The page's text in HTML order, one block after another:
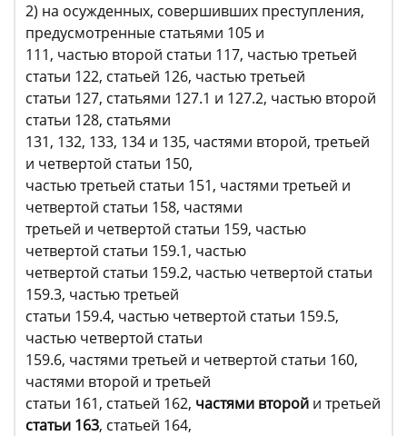
2) на осужденных, совершивших преступления,
предусмотренные статьями 105 и
111, частью второй статьи 117, частью третьей
статьи 122, статьей 126, частью третьей
статьи 127, статьями 127.1 и 127.2, частью второй
статьи 128, статьями
131, 132, 133, 134 и 135, частями второй, третьей
и четвертой статьи 150,
частью третьей статьи 151, частями третьей и
четвертой статьи 158, частями
третьей и четвертой статьи 159, частью
четвертой статьи 159.1, частью
четвертой статьи 159.2, частью четвертой статьи
159.3, частью третьей
статьи 159.4, частью четвертой статьи 159.5,
частью четвертой статьи
159.6, частями третьей и четвертой статьи 160,
частями второй и третьей
статьи 161, статьей 162, частями второй и третьей
статьи 163, статьей 164,